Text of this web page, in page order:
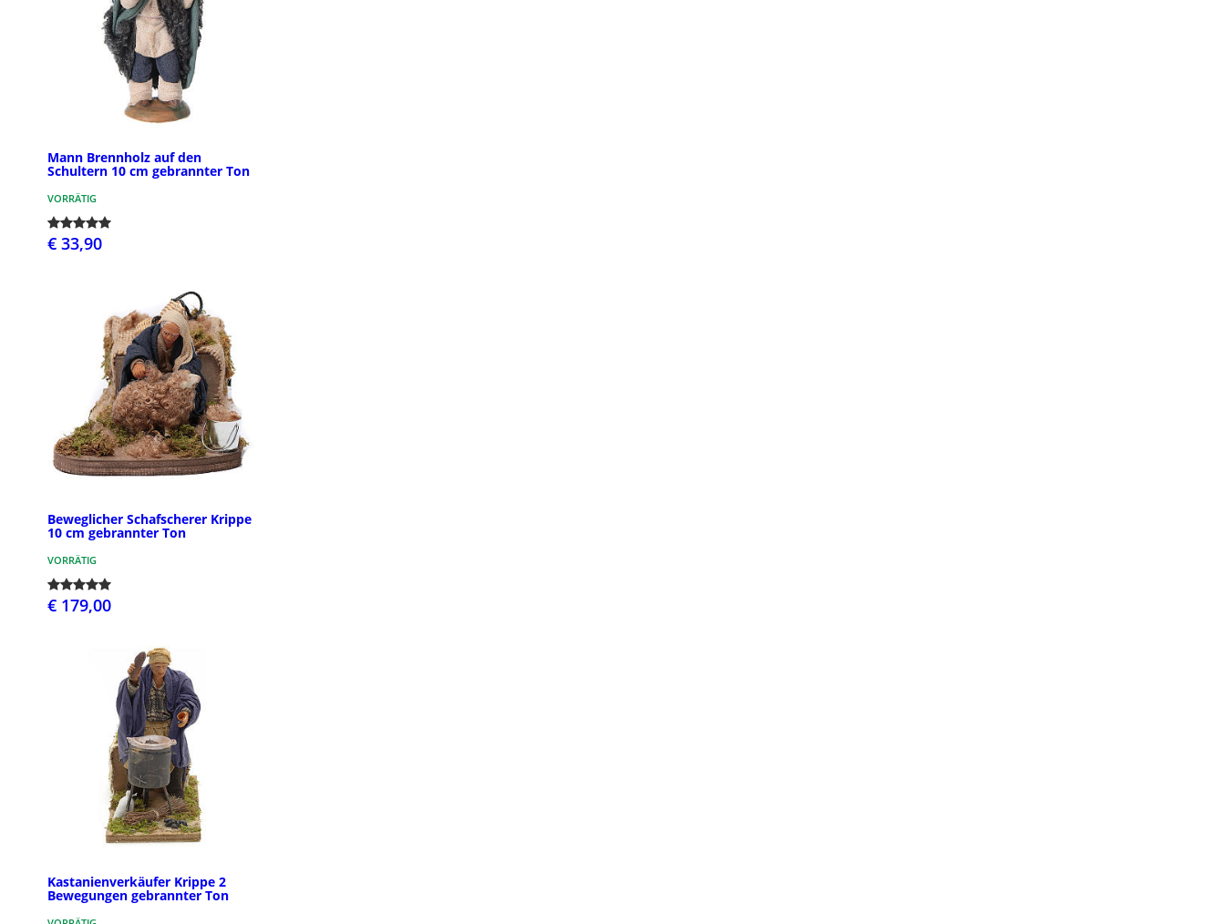
Mann Brennholz auf den
Schultern 10 cm gebrannter Ton
VORRÄTIG
€ 33,90
Beweglicher Schafscherer Krippe
10 cm gebrannter Ton
VORRÄTIG
€ 179,00
Kastanienverkäufer Krippe 2
Bewegungen gebrannter Ton